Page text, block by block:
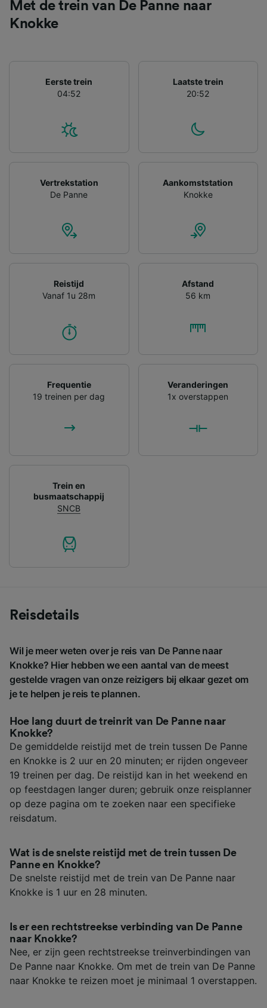
Met de trein van De Panne naar
Knokke
Eerste trein
04:52
Laatste trein
20:52
Vertrekstation
De Panne
Aankomststation
Knokke
Reistijd
Vanaf 1u 28m
Afstand
56 km
Frequentie
19 treinen per dag
Veranderingen
1x overstappen
Trein en
busmaatschappij
SNCB
Reisdetails
Wil je meer weten over je reis van De Panne naar
Knokke? Hier hebben we een aantal van de meest
gestelde vragen van onze reizigers bij elkaar gezet om
je te helpen je reis te plannen.
Hoe lang duurt de treinrit van De Panne naar
Knokke?
De gemiddelde reistijd met de trein tussen De Panne
en Knokke is 2 uur en 20 minuten; er rijden ongeveer
19 treinen per dag. De reistijd kan in het weekend en
op feestdagen langer duren; gebruik onze reisplanner
op deze pagina om te zoeken naar een specifieke
reisdatum.
Wat is de snelste reistijd met de trein tussen De
Panne en Knokke?
De snelste reistijd met de trein van De Panne naar
Knokke is 1 uur en 28 minuten.
Is er een rechtstreekse verbinding van De Panne
naar Knokke?
Nee, er zijn geen rechtstreekse treinverbindingen van
De Panne naar Knokke. Om met de trein van De Panne
naar Knokke te reizen moet je minimaal 1 overstappen.
gevraagd om je niet te volgen.
Wij en onze partners verwerken gegevens
apparaatkenmerken actief scannen ter
identificatie. Informatie op een apparaat
opslaan en/of openen. Gepersonaliseerde
ontwikkeling van diensten.